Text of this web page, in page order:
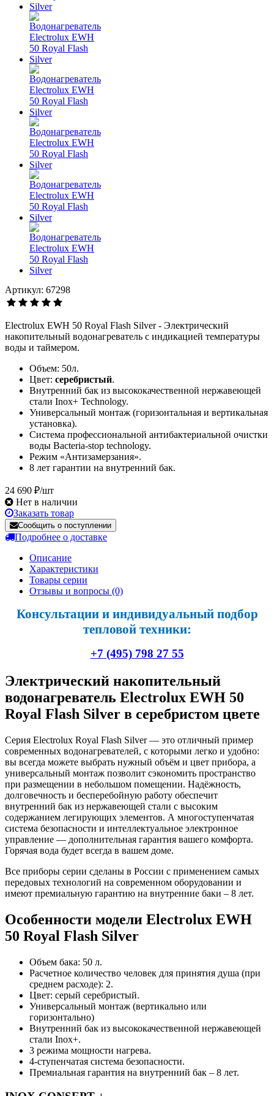
Артикул: 67298
Electrolux EWH 50 Royal Flash Silver - Электрический
накопительный водонагреватель с индикацией температуры
воды и таймером.
Объем: 50л.
Цвет: серебристый.
Внутренний бак из высококачественной нержавеющей
стали Inox+ Technology.
Универсальный монтаж (горизонтальная и вертикальная
установка).
Система профессиональной антибактериальной очистки
воды Bacteria-stop technology.
Режим «Антизамерзания».
8 лет гарантии на внутренний бак.
24 690 ₽/шт
Нет в наличии
Заказать товар
Сообщить о поступлении
Подробнее о доставке
Описание
Характеристики
Товары серии
Отзывы и вопросы (0)
Консультации и индивидуальный подбор
тепловой техники:
+7 (495) 798 27 55
Электрический накопительный
водонагреватель Electrolux EWH 50
Royal Flash Silver в серебристом цвете
Серия Electrolux Royal Flash Silver — это отличный пример
современных водонагревателей, с которыми легко и удобно:
вы всегда можете выбрать нужный объём и цвет прибора, а
универсальный монтаж позволит сэкономить пространство
при размещении в небольшом помещении. Надёжность,
долговечность и бесперебойную работу обеспечит
внутренний бак из нержавеющей стали с высоким
содержанием легирующих элементов. А многоступенчатая
система безопасности и интеллектуальное электронное
управление — дополнительная гарантия вашего комфорта.
Горячая вода будет всегда в вашем доме.
Все приборы серии сделаны в России с применением самых
передовых технологий на современном оборудовании и
имеют премиальную гарантию на внутренние баки – 8 лет.
Особенности модели Electrolux EWH
50 Royal Flash Silver
Объем бака: 50 л.
Расчетное количество человек для принятия душа (при
среднем расходе): 2.
Цвет: серый серебристый.
Универсальный монтаж (вертикально или
горизонтально)
Внутренний бак из высококачественной нержавеющей
стали Inox+.
3 режима мощности нагрева.
4-ступенчатая система безопасности.
Премиальная гарантия на внутренний бак – 8 лет.